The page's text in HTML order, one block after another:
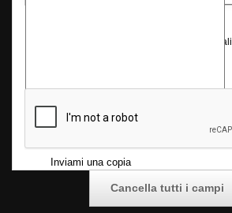
Consenso al trattamento dei dati personali
Inviami una copia